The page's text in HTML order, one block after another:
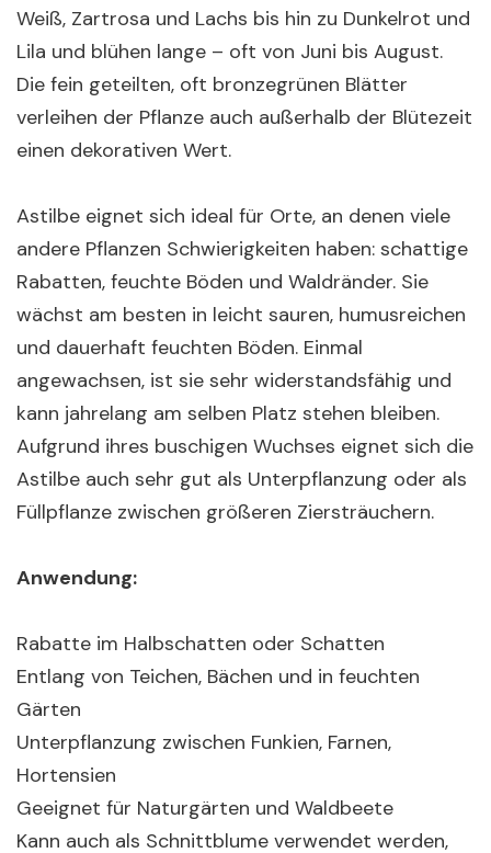
Weiß, Zartrosa und Lachs bis hin zu Dunkelrot und
Lila und blühen lange – oft von Juni bis August.
Die fein geteilten, oft bronzegrünen Blätter
verleihen der Pflanze auch außerhalb der Blütezeit
einen dekorativen Wert.
Astilbe eignet sich ideal für Orte, an denen viele
andere Pflanzen Schwierigkeiten haben: schattige
Rabatten, feuchte Böden und Waldränder. Sie
wächst am besten in leicht sauren, humusreichen
und dauerhaft feuchten Böden. Einmal
angewachsen, ist sie sehr widerstandsfähig und
kann jahrelang am selben Platz stehen bleiben.
Aufgrund ihres buschigen Wuchses eignet sich die
Astilbe auch sehr gut als Unterpflanzung oder als
Füllpflanze zwischen größeren Ziersträuchern.
Anwendung:
Rabatte im Halbschatten oder Schatten
Entlang von Teichen, Bächen und in feuchten
Gärten
Unterpflanzung zwischen Funkien, Farnen,
Hortensien
Geeignet für Naturgärten und Waldbeete
Kann auch als Schnittblume verwendet werden,